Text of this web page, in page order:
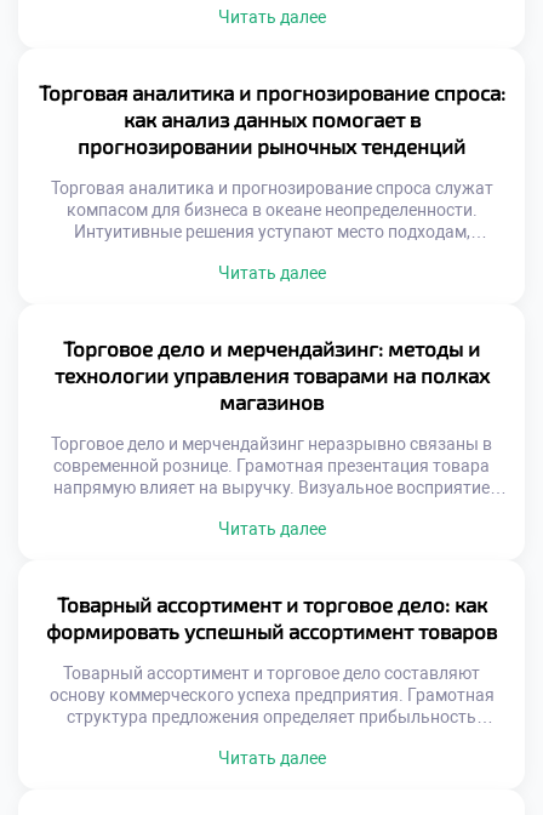
выгоде. Технологии позволяют превратить случайных
Управление сбытом требует четкой стратегии и контроля.
Каждое взаимодействие с клиентом должно приносить
результат. Автоматизация процессов освобождает […]
Читать далее
Торговая аналитика и прогнозирование спроса:
как анализ данных помогает в
прогнозировании рыночных тенденций
Торговая аналитика и прогнозирование спроса служат
компасом для бизнеса в океане неопределенности.
Интуитивные решения уступают место подходам,
информацию позволяет компаниям опережать изменения
транзакциях и поведении покупателей. Без грамотной
интерпретации эти массивы остаются бесполезным
цифровым шумом. Аналитические инструменты
превращают сырые […]
Читать далее
Торговое дело и мерчендайзинг: методы и
технологии управления товарами на полках
магазинов
Торговое дело и мерчендайзинг неразрывно связаны в
современной рознице. Грамотная презентация товара
напрямую влияет на выручку. Визуальное восприятие
магазина становится инструментом убеждения.
правила размещения ассортимента. Взгляд человека
скользит по определенным траекториям. Золотые зоны
привлекают максимальное внимание посетителей.
Цветовые сочетания управляют […]
Читать далее
Товарный ассортимент и торговое дело: как
формировать успешный ассортимент товаров
Товарный ассортимент и торговое дело составляют
основу коммерческого успеха предприятия. Грамотная
структура предложения определяет прибыльность
нужные ему позиции. Ошибки в подборе товаров ведут к
Читать далее